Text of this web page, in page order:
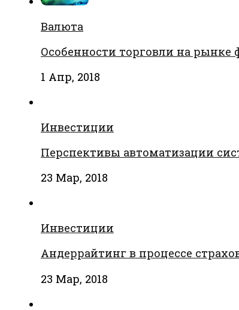
Валюта
Особенности торговли на
1 Апр, 2018
Инвестиции
Перспективы автоматизации
23 Мар, 2018
Инвестиции
Андеррайтинг в процессе
23 Мар, 2018